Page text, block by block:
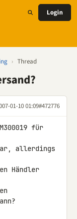
Login
› Thread
01-10 01:09#472776
für
allerdings
Händler